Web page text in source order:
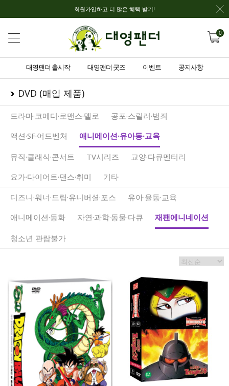
회원가입하고 더 많은 혜택 받기!
0
대영팬더 출시작 대영팬더 굿즈 이벤트 공지사항
DVD (매입 제품)
드라마·코메디·로맨스·멜로
공포·스릴러·범죄
액션·SF·어드벤처
애니메이션·유아동·교육
뮤직·클래식·콘서트 TV시리즈
교양·다큐멘터리
요가·다이어트·댄스·취미
기타
디즈니·워너·드림·유니버셜·포스
유아·율동·교육
애니메이션·동화
자연·과학·동물·다큐 재팬에니네이션
청소년 관람불가